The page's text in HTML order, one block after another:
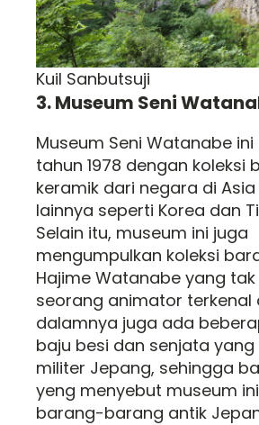
Kuil Sanbutsuji
3. Museum Seni
Museum Seni Watanabe
tahun 1978 dengan koleksi
keramik dari negara di Asia
lainnya seperti Korea dan
Selain itu, museum ini juga
mengumpulkan koleksi
Hajime Watanabe yang
seorang animator terkenal
dalamnya juga ada
baju besi dan senjata
militer Jepang, sehingga
yeng menyebut museum
barang-barang antik